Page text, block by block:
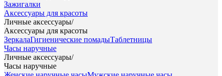
Зажигалки
Аксессуары для красоты
Личные аксессуары/
Аксессуары для красоты
ЗеркалаГигиенические помадыТаблетницы
Часы наручные
Личные аксессуары/
Часы наручные